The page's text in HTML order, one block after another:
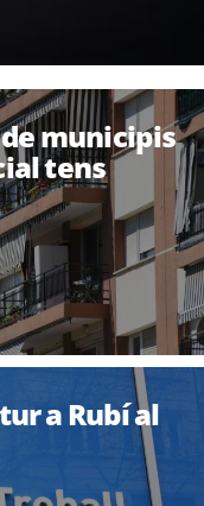
municipis
tens
a Rubí al